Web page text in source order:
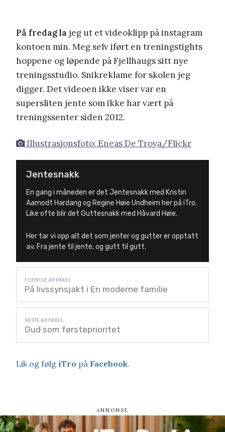
På fredag la jeg ut et videoklipp på instagram
kontoen min. Meg selv iført en treningstights
hoppene og løpende på Fjellhaugs sitt nye
treningsstudio. Snikreklame for skolen jeg
digger. Det videoen ikke viser var en
supersliten jente som ikke har vært på
treningssenter siden 2012.
Illustrasjonsfoto: Eneas De Troya/Flickr
Jentesnakk
En gang i måneden er det Jentesnakk med Kristin
Aamodt Hardang og Regine Høie Undheim her på iTro.
Like ofte blir det Guttesnakk med Håvard Høie.
Her tar vi opp alt det som jenter og gutter er opptatt
av. Fra jente til jente, og gutt til gutt.
På livssynsjakt i En moderne familie
Gud som førsteprioritet
Lik og følg iTro på Facebook.